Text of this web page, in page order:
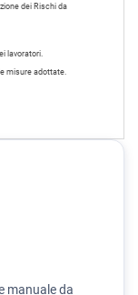
dei Rischi da
lavoratori.
misure adottate.
manuale da